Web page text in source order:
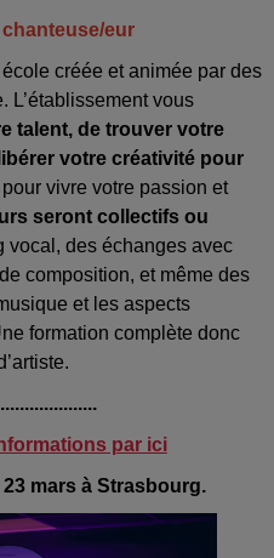
eur
créée et animée par des
L’établissement vous
talent, de trouver votre
votre créativité pour
vivre votre passion et
seront collectifs ou
vocal, des échanges avec
composition, et même des
et les aspects
formation complète donc
par ici
mars à Strasbourg.